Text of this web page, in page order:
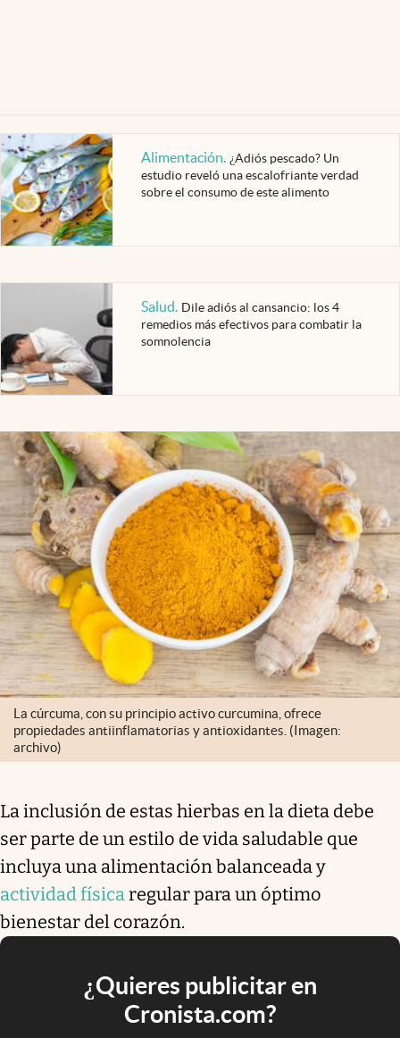
Alimentación. ¿Adiós pescado? Un
estudio reveló una escalofriante verdad
sobre el consumo de este alimento
Salud. Dile adiós al cansancio: los 4
remedios más efectivos para combatir la
somnolencia
La cúrcuma, con su principio activo curcumina, ofrece
propiedades antiinflamatorias y antioxidantes. (Imagen:
archivo)
La inclusión de estas hierbas en la dieta debe
ser parte de un estilo de vida saludable que
incluya una alimentación balanceada y
actividad físicaregular para un óptimo
bienestar del corazón.
¿Quieres publicitar en
Cronista.com?